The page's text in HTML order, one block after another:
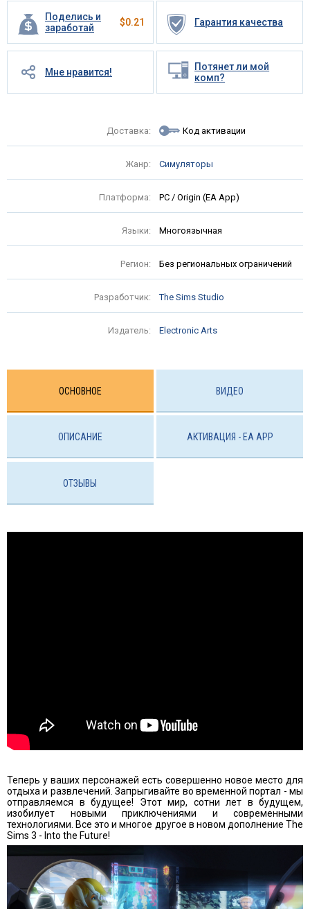
Поделись и
заработай
$0.21 Гарантия качества
Мне нравится!
Потянет ли мой
комп?
Доставка: Код активации
Жанр: Симуляторы
Платформа: PC / Origin (EA App)
Языки: Многоязычная
Регион: Без региональных ограничений
Разработчик: The Sims Studio
Издатель: Electronic Arts
ОСНОВНОЕ ВИДЕО
ОПИСАНИЕ АКТИВАЦИЯ - EA APP
ОТЗЫВЫ
Теперь у ваших персонажей есть совершенно новое место для
отдыха и развлечений. Запрыгивайте во временной портал - мы
отправляемся в будущее! Этот мир, сотни лет в будущем,
изобилует новыми приключениями и современными
технологиями. Все это и многое другое в новом дополнение The
Sims 3 - Into the Future!